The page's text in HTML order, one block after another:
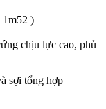
)
chịu lực cao, phủ
sợi tổng hợp